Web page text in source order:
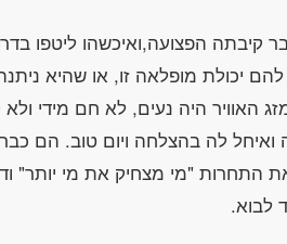
קיבתה הפצועה,ואיכשהו ליטפו
יכולת מופלאה זו, או שהיא
האוויר היה נעים, לא חם מידי ולא
לה בהצלחה ויום טוב. הם
התחרות "מי מצחיק את מי יותר"